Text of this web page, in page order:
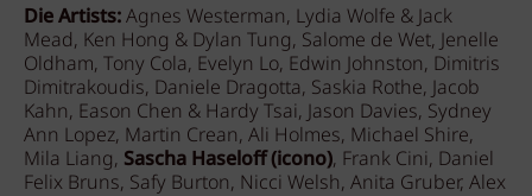
Die Artists:Agnes Westerman, Lydia Wolfe & Jack
Mead, Ken Hong & Dylan Tung, Salome de Wet, Jenelle
Oldham, Tony Cola, Evelyn Lo, Edwin Johnston, Dimitris
Dimitrakoudis, Daniele Dragotta, Saskia Rothe, Jacob
Kahn, Eason Chen & Hardy Tsai, Jason Davies, Sydney
Ann Lopez, Martin Crean, Ali Holmes, Michael Shire,
Mila Liang, Sascha Haseloff (icono), Frank Cini, Daniel
Felix Bruns, Safy Burton, Nicci Welsh, Anita Gruber, Alex